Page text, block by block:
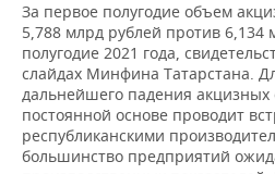
ВОЛЕЙБОЛ
КИБЕРСПОРТ
ФИГУРНОЕ КАТАНИЕ
ИСТОРИЯ
КУЛЬТУРА
МЕДИЦИНА
СПИСОК ПЕРСОН
СПИСОК КОМПАНИЙ
ПОЛНАЯ ВЕРСИЯ
За первое полугодие объем
5,788 млрд рублей против 6,134
полугодие 2021 года,
слайдах Минфина Татарстана.
дальнейшего падения
постоянной основе проводит
республиканскими
большинство предприятий